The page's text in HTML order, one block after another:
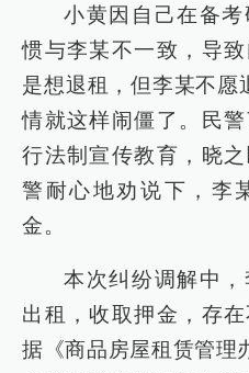
小黄因自己在备
惯与李某不一致，导
是想退租，但李某不愿
情就这样闹僵了。民
行法制宣传教育，晓
警耐心地劝说下，李
金。
本次纠纷调解中
出租，收取押金，存
据《商品房屋租赁管理